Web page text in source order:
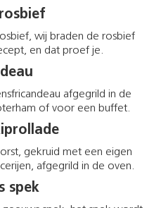
wij braden de rosbief
en dat proef je.
afgegrild in de
of voor een buffet.
gekruid met een eigen
afgegrild in de oven.
spek